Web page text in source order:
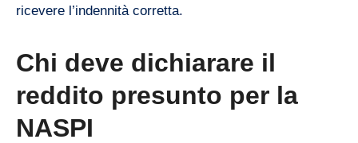
ricevere l’indennità corretta.
Chi deve dichiarare il
reddito presunto per la
NASPI